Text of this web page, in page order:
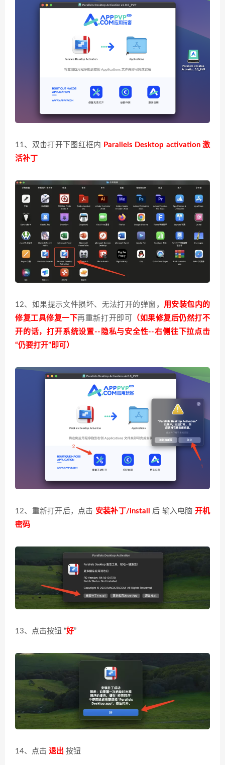
11、双击打开下图红框内 Parallels Desktop activation 激
活补丁
12、如果提示文件损坏、无法打开的弹窗， 用 安装包内的
修复工具修复一下再重新打开即可
（如果修复后仍然打不
开的话，打开系统设置--隐私与安全性--右侧往下拉点击
“仍要打开”即可）
12、重新打开后，点击 安装补丁/install 后 输入电脑 开机
密码
13、点击按钮 “好”
14、点击 退出 按钮